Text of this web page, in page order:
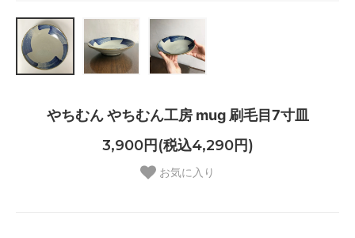
やちむん やちむん工房 mug 刷毛目7寸皿
3,900円(税込4,290円)
お気に入り